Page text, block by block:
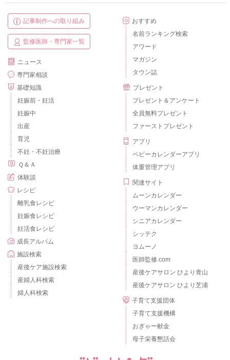
記事制作への取り組み
監修医師・専門家一覧
ニュース
専門家相談
基礎知識
妊娠前・妊活
妊娠中
出産
育児
不妊・不妊治療
Ｑ＆Ａ
体験談
レシピ
離乳食レシピ
妊娠食レシピ
妊活食レシピ
成長アルバム
施設検索
産後ケア施設検索
産婦人科検索
婦人科検索
おすすめ
名前ランキング検索
アワード
マガジン
タウン誌
プレゼント
プレゼント＆アンケート
全員無料プレゼント
ファーストプレゼント
アプリ
ベビーカレンダーアプリ
体重管理アプリ
関連サイト
ムーンカレンダー
ウーマンカレンダー
シニアカレンダー
シッテク
ヨムーノ
医師監修.com
産後ケアサロン ひより青山
産後ケアサロン ひより芝浦
子育て支援団体
子育て支援機構
おぎゃー献金
母子栄養懇話会